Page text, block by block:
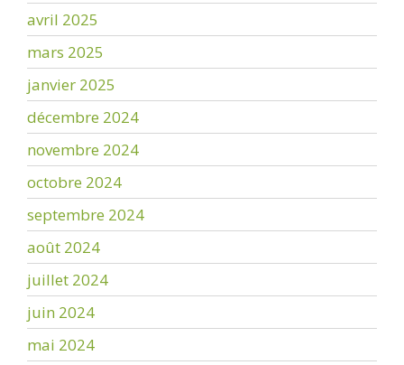
avril 2025
mars 2025
janvier 2025
décembre 2024
novembre 2024
octobre 2024
septembre 2024
août 2024
juillet 2024
juin 2024
mai 2024